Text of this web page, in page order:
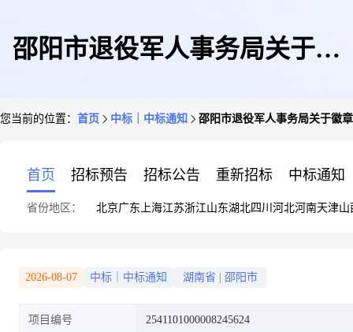
邵阳市退役军人事务局关于徽
您当前的位置： 首页 中标｜中标通知 邵阳市退役军人事务局关于徽
首页 招标预告 招标公告 重新招标 中标通知
省份地区： 北京广东 上海江苏浙江山东湖北四川 河北河南天津山
2026-08-07 中标｜中标通知 湖南省 邵阳市
项目编号 2541101000008245624